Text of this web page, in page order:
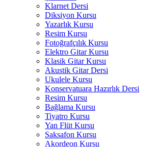
Klarnet Dersi
Diksiyon Kursu
Yazarlık Kursu
Resim Kursu
Fotoğrafçılık Kursu
Elektro Gitar Kursu
Klasik Gitar Kursu
Akustik Gitar Dersi
Ukulele Kursu
Konservatuara Hazırlık Dersi
Resim Kursu
Bağlama Kursu
Tiyatro Kursu
Yan Flüt Kursu
Saksafon Kursu
Akordeon Kursu